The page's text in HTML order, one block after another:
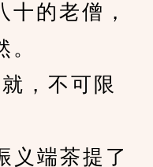
的老僧，
，不可限
端茶提了